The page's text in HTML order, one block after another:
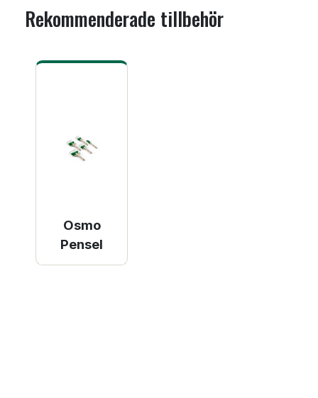
Rekommenderade tillbehör
Osmo
Pensel